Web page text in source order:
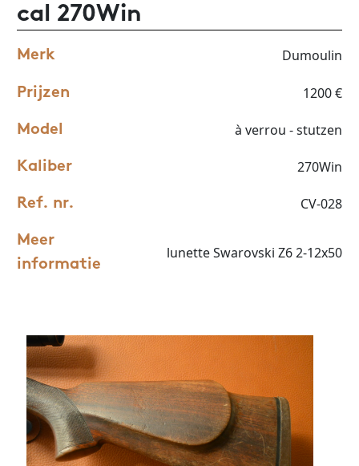
cal 270Win
Merk Dumoulin
Prijzen 1200 €
Model à verrou - stutzen
Kaliber 270Win
Ref. nr. CV-028
Meer
informatie
lunette Swarovski Z6 2-12x50